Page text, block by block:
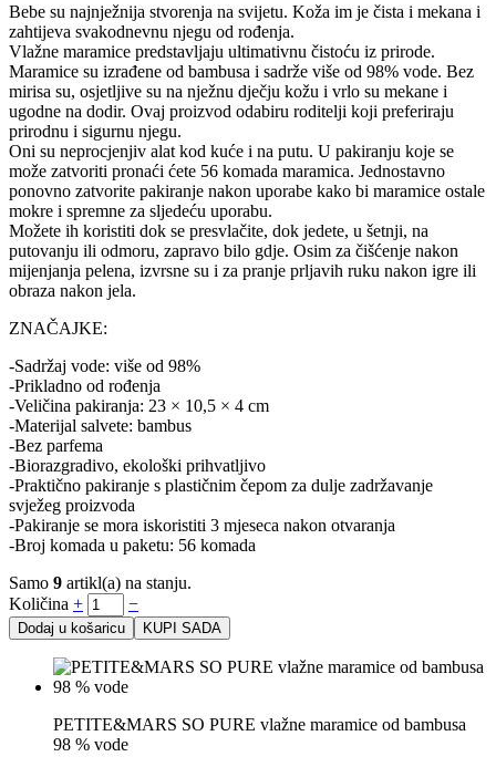
Bebe su najnježnija stvorenja na svijetu. Koža im je čista i mekana i
zahtijeva svakodnevnu njegu od rođenja.
Vlažne maramice predstavljaju ultimativnu čistoću iz prirode.
Maramice su izrađene od bambusa i sadrže više od 98% vode. Bez
mirisa su, osjetljive su na nježnu dječju kožu i vrlo su mekane i
ugodne na dodir. Ovaj proizvod odabiru roditelji koji preferiraju
prirodnu i sigurnu njegu.
Oni su neprocjenjiv alat kod kuće i na putu. U pakiranju koje se
može zatvoriti pronaći ćete 56 komada maramica. Jednostavno
ponovno zatvorite pakiranje nakon uporabe kako bi maramice ostale
mokre i spremne za sljedeću uporabu.
Možete ih koristiti dok se presvlačite, dok jedete, u šetnji, na
putovanju ili odmoru, zapravo bilo gdje. Osim za čišćenje nakon
mijenjanja pelena, izvrsne su i za pranje prljavih ruku nakon igre ili
obraza nakon jela.
ZNAČAJKE:
-Sadržaj vode: više od 98%
-Prikladno od rođenja
-Veličina pakiranja: 23 × 10,5 × 4 cm
-Materijal salvete: bambus
-Bez parfema
-Biorazgradivo, ekološki prihvatljivo
-Praktično pakiranje s plastičnim čepom za dulje zadržavanje
svježeg proizvoda
-Pakiranje se mora iskoristiti 3 mjeseca nakon otvaranja
-Broj komada u paketu: 56 komada
Samo 9 artikl(a) na stanju.
Količina + −
Dodaj u košaricu KUPI SADA
PETITE&MARS SO PURE vlažne maramice od bambusa
98 % vode